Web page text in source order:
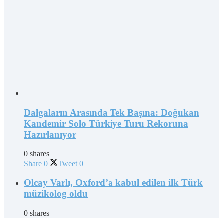
Dalgaların Arasında Tek Başına: Doğukan
Kandemir Solo Türkiye Turu Rekoruna
Hazırlanıyor
0 shares
Share 0 Tweet 0
Olcay Varlı, Oxford’a kabul edilen ilk Türk
müzikolog oldu
0 shares